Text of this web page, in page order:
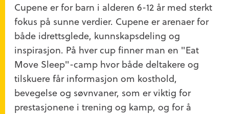
Cupene er for barn i alderen 6-12 år med sterkt
fokus på sunne verdier. Cupene er arenaer for
både idrettsglede, kunnskapsdeling og
inspirasjon. På hver cup finner man en "Eat
Move Sleep"-camp hvor både deltakere og
tilskuere får informasjon om kosthold,
bevegelse og søvnvaner, som er viktig for
prestasjonene i trening og kamp, og for å